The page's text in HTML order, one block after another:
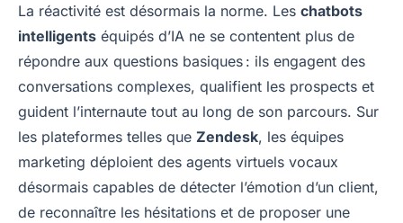
La réactivité est désormais la norme. Les chatbots
intelligents équipés d’IA ne se contentent plus de
répondre aux questions basiques : ils engagent des
conversations complexes, qualifient les prospects et
guident l’internaute tout au long de son parcours. Sur
les plateformes telles que Zendesk, les équipes
marketing déploient des agents virtuels vocaux
désormais capables de détecter l’émotion d’un client,
de reconnaître les hésitations et de proposer une